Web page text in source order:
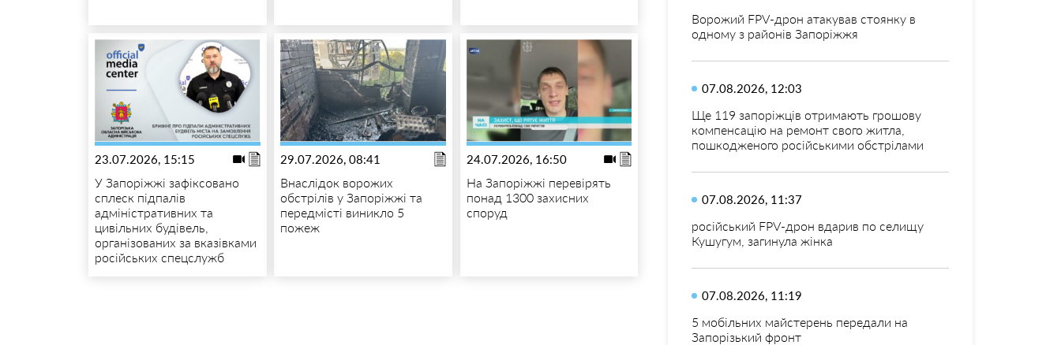
23.07.2026, 15:15
У Запоріжжі зафіксовано
сплеск підпалів
адміністративних та
цивільних будівель,
організованих за вказівками
російських спецслужб
29.07.2026, 08:41
Внаслідок ворожих
обстрілів у Запоріжжі та
передмісті виникло 5
пожеж
24.07.2026, 16:50
На Запоріжжі перевірять
понад 1300 захисних
споруд
Ворожий FPV-дрон атакував стоянку в
одному з районів Запоріжжя
07.08.2026, 12:03
Ще 119 запоріжців отримають грошову
компенсацію на ремонт свого житла,
пошкодженого російськими обстрілами
07.08.2026, 11:37
російський FPV-дрон вдарив по селищу
Кушугум, загинула жінка
07.08.2026, 11:19
5 мобільних майстерень передали на
Запорізький фронт